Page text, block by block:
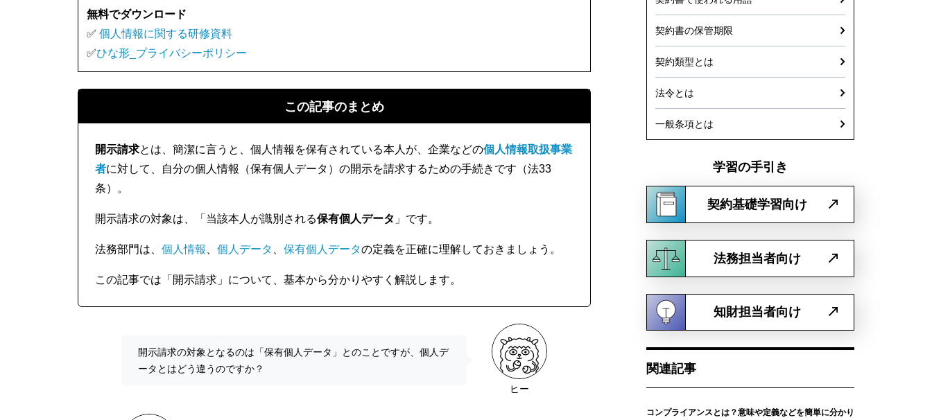
無料でダウンロード
✅ 個人情報に関する研修資料
✅ひな形_プライバシーポリシー
この記事のまとめ
開示請求とは、簡潔に言うと、個人情報を保有されている本人が、企業などの個人情報取扱事業
者に対して、自分の個人情報（保有個人データ）の開示を請求するための手続きです（法33
条）。
開示請求の対象は、「当該本人が識別される保有個人データ 」です。
法務部門は、 個人情報 個人データ 保有個人データの定義を正確に理解しておきましょう。
この記事では「開示請求」について、基本から分かりやすく解説します。
ヒー
開示請求の対象となるのは「保有個人データ」とのことですが、個人デ
ータとはどう違うのですか？
契約書の保管期限
契約類型とは
法令とは
一般条項とは
学習の手引き
契約基礎学習向け
法務担当者向け
知財担当者向け
関連記事
コンプライアンスとは？意味や定義などを簡単に分かり